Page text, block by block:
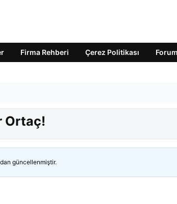
Firma Rehberi Çerez Politikası Forum
Ortaç!
güncellenmiştir.